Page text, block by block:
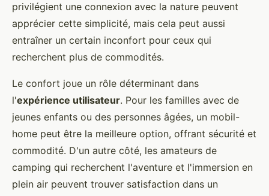
privilégient une connexion avec la nature peuvent
apprécier cette simplicité, mais cela peut aussi
entraîner un certain inconfort pour ceux qui
recherchent plus de commodités.
Le confort joue un rôle déterminant dans
l'expérience utilisateur. Pour les familles avec de
jeunes enfants ou des personnes âgées, un mobil-
home peut être la meilleure option, offrant sécurité et
commodité. D'un autre côté, les amateurs de
camping qui recherchent l'aventure et l'immersion en
plein air peuvent trouver satisfaction dans un